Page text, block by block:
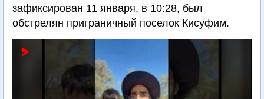
зафиксирован 11 января, в 10:28, был
обстрелян приграничный поселок Кисуфим.